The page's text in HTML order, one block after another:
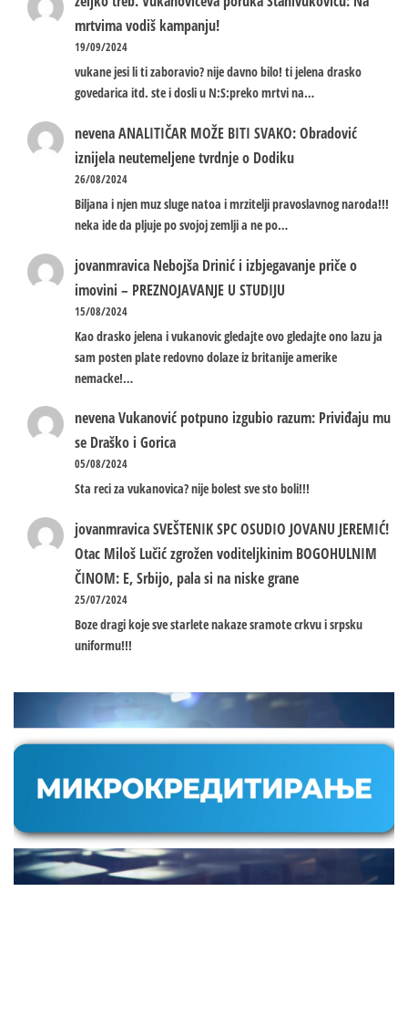
mrtvima vodiš kampanju!
19/09/2024
vukane jesi li ti zaboravio? nije davno bilo! ti jelena drasko
govedarica itd. ste i dosli u N:S:preko mrtvi na…
nevenaANALITIČAR MOŽE BITI SVAKO: Obradović
iznijela neutemeljene tvrdnje o Dodiku
26/08/2024
Biljana i njen muz sluge natoa i mrzitelji pravoslavnog naroda!!!
neka ide da pljuje po svojoj zemlji a ne po…
jovanmravica Nebojša Drinić i izbjegavanje priče o
imovini – PREZNOJAVANJE U STUDIJU
15/08/2024
Kao drasko jelena i vukanovic gledajte ovo gledajte ono lazu ja
sam posten plate redovno dolaze iz britanije amerike
nemacke!…
nevenaVukanović potpuno izgubio razum: Priviđaju mu
se Draško i Gorica
05/08/2024
Sta reci za vukanovica? nije bolest sve sto boli!!!
jovanmravicaSVEŠTENIK SPC OSUDIO JOVANU JEREMIĆ!
Otac Miloš Lučić zgrožen voditeljkinim BOGOHULNIM
ČINOM: E, Srbijo, pala si na niske grane
25/07/2024
Boze dragi koje sve starlete nakaze sramote crkvu i srpsku
uniformu!!!